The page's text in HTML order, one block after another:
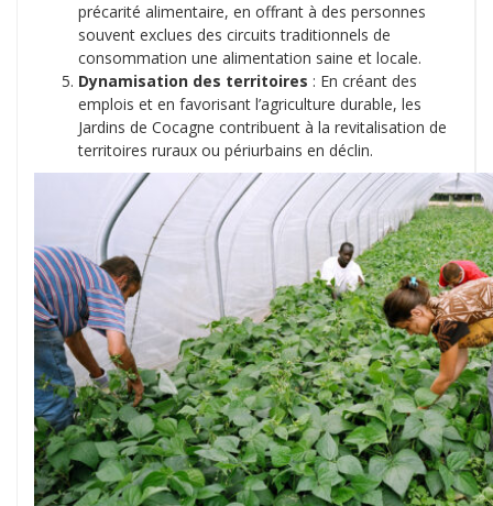
précarité alimentaire, en offrant à des personnes
souvent exclues des circuits traditionnels de
consommation une alimentation saine et locale.
Dynamisation des territoires : En créant des
emplois et en favorisant l’agriculture durable, les
Jardins de Cocagne contribuent à la revitalisation de
territoires ruraux ou périurbains en déclin.